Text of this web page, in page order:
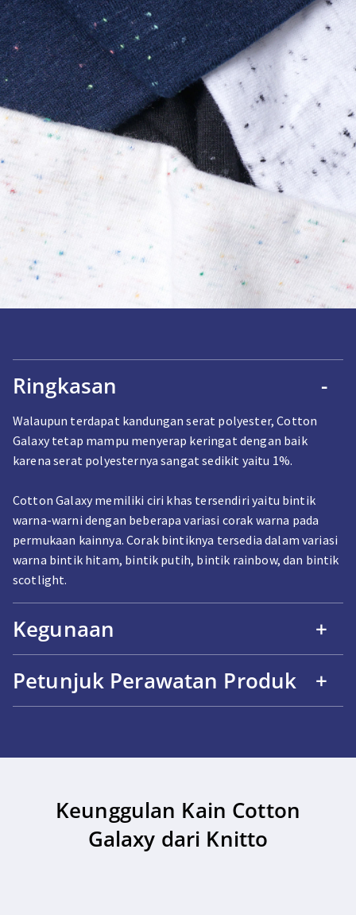
Ringkasan -
Walaupun terdapat kandungan serat polyester, Cotton
Galaxy tetap mampu menyerap keringat dengan baik
karena serat polyesternya sangat sedikit yaitu 1%.
Cotton Galaxy memiliki ciri khas tersendiri yaitu bintik
warna-warni dengan beberapa variasi corak warna pada
permukaan kainnya. Corak bintiknya tersedia dalam variasi
warna bintik hitam, bintik putih, bintik rainbow, dan bintik
scotlight.
Kegunaan
+
Petunjuk Perawatan Produk
+
Keunggulan Kain Cotton
Galaxy dari Knitto